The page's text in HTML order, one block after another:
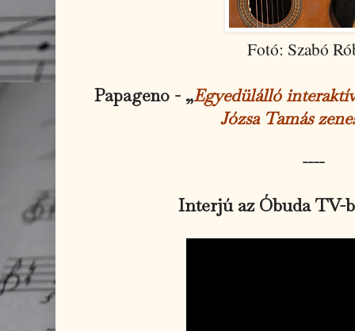
Fotó: Szabó
Papageno - „Egyedülálló
Józsa Tamás
----
Interjú az Óbuda TV-